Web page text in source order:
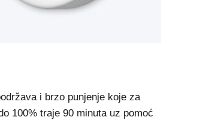
i brzo punjenje koje za
100% traje 90 minuta uz pomoć